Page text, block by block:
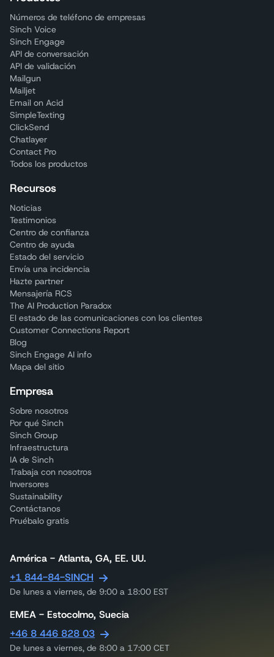
Números de teléfono de empresas
Sinch Voice
Sinch Engage
API de conversación
API de validación
Mailgun
Mailjet
Email on Acid
SimpleTexting
ClickSend
Chatlayer
Contact Pro
Todos los productos
Recursos
Noticias
Testimonios
Centro de confianza
Centro de ayuda
Estado del servicio
Envía una incidencia
Hazte partner
Mensajería RCS
The AI Production Paradox
El estado de las comunicaciones con los clientes
Customer Connections Report
Blog
Sinch Engage AI info
Mapa del sitio
Empresa
Sobre nosotros
Por qué Sinch
Sinch Group
Infraestructura
IA de Sinch
Trabaja con nosotros
Inversores
Sustainability
Contáctanos
Pruébalo gratis
América - Atlanta, GA, EE. UU.
+1 844-84-SINCH
De lunes a viernes, de 9:00 a 18:00 EST
EMEA - Estocolmo, Suecia
+46 8 446 828 03
De lunes a viernes, de 8:00 a 17:00 CET